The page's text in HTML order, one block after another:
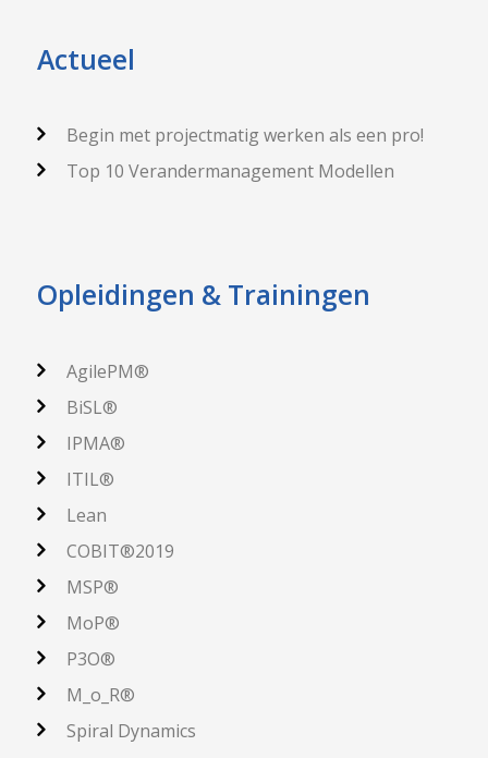
Actueel
Begin met projectmatig werken als een pro!
Top 10 Verandermanagement Modellen
Opleidingen & Trainingen
AgilePM®
BiSL®
IPMA®
ITIL®
Lean
COBIT®2019
MSP®
MoP®
P3O®
M_o_R®
Spiral Dynamics